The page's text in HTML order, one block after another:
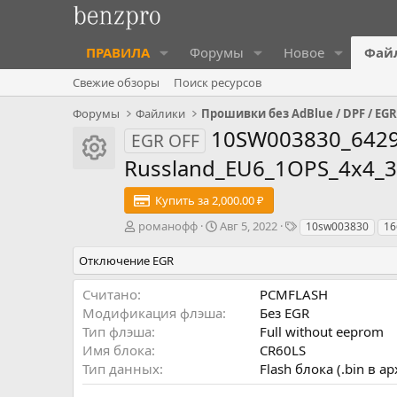
ПРАВИЛА Форумы Новое
Свежие обзоры
Поиск ресурсов
Форумы
Файлики Прошивки без AdBlue / DPF / EGR
Иконка ресурса
EGR OFF
Купить за 2,000.00 ₽
А
т
о
р
романофф
Д
а
з
и
Авг 5, 2022
Т
и
10sw003830
Отключение EGR
Считано
PCMFLASH
Модификация флэша
Без EGR
Тип флэша
Full without eeprom
Имя блока
CR60LS
Тип данных
Flash блока (.bin в